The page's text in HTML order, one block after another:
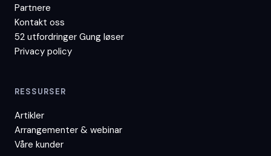
Partnere
Kontakt oss
52 utfordringer Gung løser
Privacy policy
RESSURSER
Artikler
Arrangementer & webinar
Våre kunder